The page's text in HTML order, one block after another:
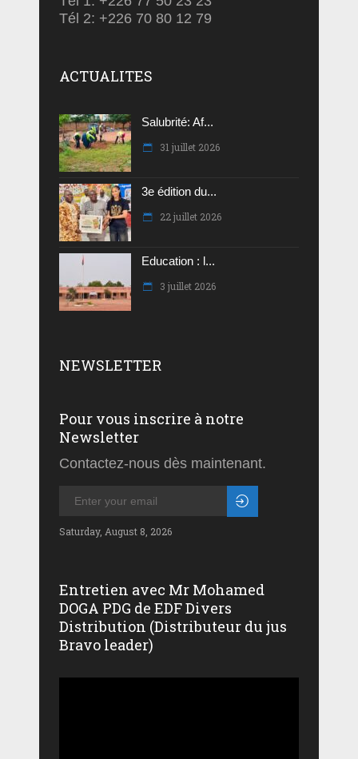
Tél 2: +226 70 80 12 79
ACTUALITES
Salubrité: Af...
31 juillet 2026
3e édition du...
22 juillet 2026
Education : l...
3 juillet 2026
NEWSLETTER
Pour vous inscrire à notre
Newsletter
Contactez-nous dès maintenant.
Saturday, August 8, 2026
Entretien avec Mr Mohamed
DOGA PDG de EDF Divers
Distribution (Distributeur du jus
Bravo leader)